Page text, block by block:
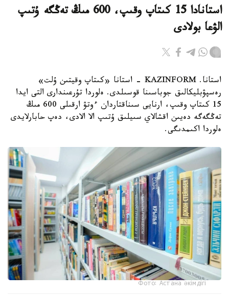
استانادا 15 كىتاپ وقىپ، 600 مىڭ تەڭگە ۇتىپ
الۋعا بولادى
استانا. KAZINFORM - استانا «كىتاپ وقيتىن ۇلت»
رەسپۋبليكالىق جوباسىنا قوسىلدى. ەلوردا تۇرعىندارى التى ايدا
15 كىتاپ وقىپ، ارنايى سىناقتاردان ءوتۋ ارقىلى 600 مىڭ
تەڭگەگە دەيىن اقشالاي سىيلىق ۇتىپ الا الادى، دەپ حابارلايدى
ەلوردا اكىمدىگى.
Фото: Астана әкімдігі